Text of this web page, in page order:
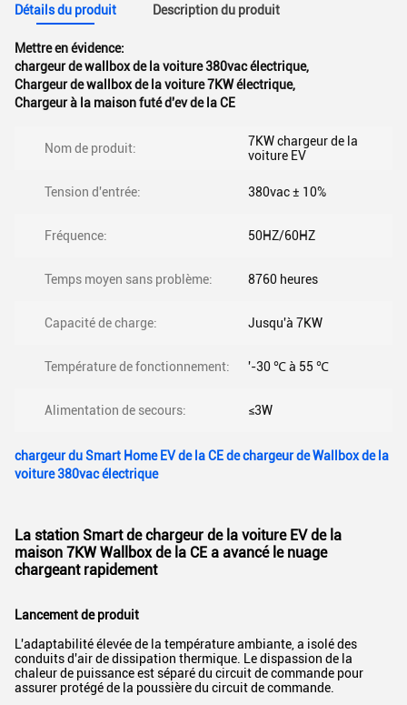
Détails du produit Description du produit
Mettre en évidence:
chargeur de wallbox de la voiture 380vac électrique,
Chargeur de wallbox de la voiture 7KW électrique,
Chargeur à la maison futé d'ev de la CE
Nom de produit:
7KW chargeur de la
voiture EV
Tension d'entrée: 380vac ± 10%
Fréquence: 50HZ/60HZ
Temps moyen sans problème: 8760 heures
Capacité de charge: Jusqu'à 7KW
Température de fonctionnement: '-30 ℃ à 55 ℃
Alimentation de secours: ≤3W
chargeur du Smart Home EV de la CE de chargeur de Wallbox de la
voiture 380vac électrique
La station Smart de chargeur de la voiture EV de la
maison 7KW Wallbox de la CE a avancé le nuage
chargeant rapidement
Lancement de produit
L'adaptabilité élevée de la température ambiante, a isolé des
conduits d'air de dissipation thermique. Le dispassion de la
chaleur de puissance est séparé du circuit de commande pour
assurer protégé de la poussière du circuit de commande.